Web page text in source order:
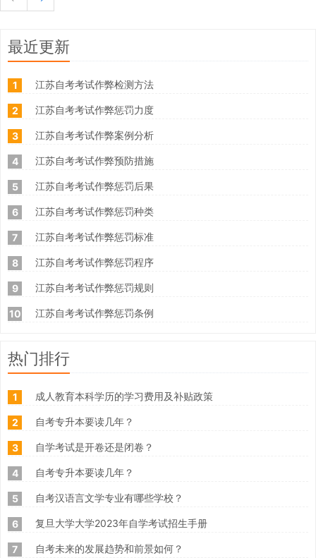
最近更新
1 江苏自考考试作弊检测方法
2 江苏自考考试作弊惩罚力度
3 江苏自考考试作弊案例分析
4 江苏自考考试作弊预防措施
5 江苏自考考试作弊惩罚后果
6 江苏自考考试作弊惩罚种类
7 江苏自考考试作弊惩罚标准
8 江苏自考考试作弊惩罚程序
9 江苏自考考试作弊惩罚规则
10 江苏自考考试作弊惩罚条例
热门排行
1 成人教育本科学历的学习费用及补贴政策
2 自考专升本要读几年？
3 自学考试是开卷还是闭卷？
4 自考专升本要读几年？
5 自考汉语言文学专业有哪些学校？
6 复旦大学大学2023年自学考试招生手册
7 自考未来的发展趋势和前景如何？